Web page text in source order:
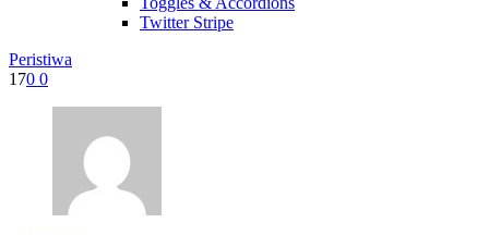
Twitter Stripe
Peristiwa
170 0